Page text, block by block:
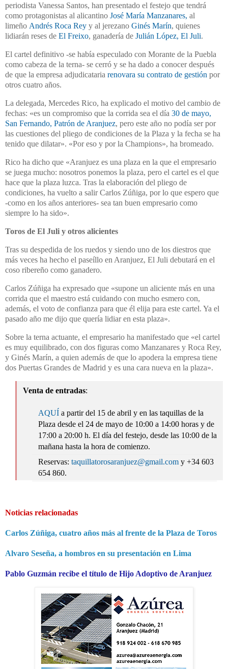
periodista Vanessa Santos, han presentado el festejo que tendrá
como protagonistas al alicantino José María Manzanares, al
limeño Andrés Roca Rey y al jerezano Ginés Marín, quienes
lidiarán reses de El Freixo, ganadería de Julián López, El Juli.
El cartel definitivo -se había especulado con Morante de la Puebla
como cabeza de la terna- se cerró y se ha dado a conocer después
de que la empresa adjudicataria renovara su contrato de gestión por
otros cuatro años.
La delegada, Mercedes Rico, ha explicado el motivo del cambio de
fechas: «es un compromiso que la corrida sea el día 30 de mayo,
San Fernando, Patrón de Aranjuez, pero este año no podía ser por
las cuestiones del pliego de condiciones de la Plaza y la fecha se ha
tenido que dilatar». «Por eso y por la Champions», ha bromeado.
Rico ha dicho que «Aranjuez es una plaza en la que el empresario
se juega mucho: nosotros ponemos la plaza, pero el cartel es el que
hace que la plaza luzca. Tras la elaboración del pliego de
condiciones, ha vuelto a salir Carlos Zúñiga, por lo que espero que
-como en los años anteriores- sea tan buen empresario como
siempre lo ha sido».
Toros de El Juli y otros alicientes
Tras su despedida de los ruedos y siendo uno de los diestros que
más veces ha hecho el paseíllo en Aranjuez, El Juli debutará en el
coso ribereño como ganadero.
Carlos Zúñiga ha expresado que «supone un aliciente más en una
corrida que el maestro está cuidando con mucho esmero con,
además, el voto de confianza para que él elija para este cartel. Ya el
pasado año me dijo que quería lidiar en esta plaza».
Sobre la terna actuante, el empresario ha manifestado que «el cartel
es muy equilibrado, con dos figuras como Manzanares y Roca Rey,
y Ginés Marín, a quien además de que lo apodera la empresa tiene
dos Puertas Grandes de Madrid y es una cara nueva en la plaza».
Venta de entradas:
AQUÍ a partir del 15 de abril y en las taquillas de la
Plaza desde el 24 de mayo de 10:00 a 14:00 horas y de
17:00 a 20:00 h. El día del festejo, desde las 10:00 de la
mañana hasta la hora de comienzo.
Reservas: taquillatorosaranjuez@gmail.com y +34 603
654 860.
Noticias relacionadas
Carlos Zúñiga, cuatro años más al frente de la Plaza de Toros
Alvaro Seseña, a hombros en su presentación en Lima
Pablo Guzmán recibe el título de Hijo Adoptivo de Aranjuez